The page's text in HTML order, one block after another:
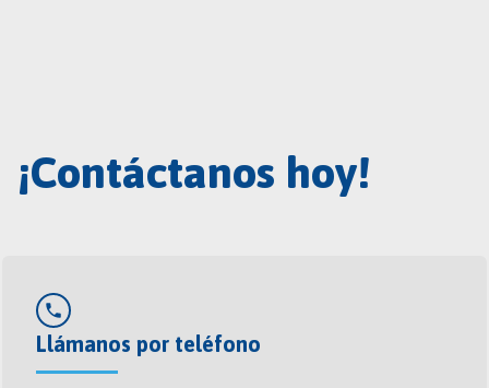
¡Contáctanos hoy!
phone
Llámanos por teléfono